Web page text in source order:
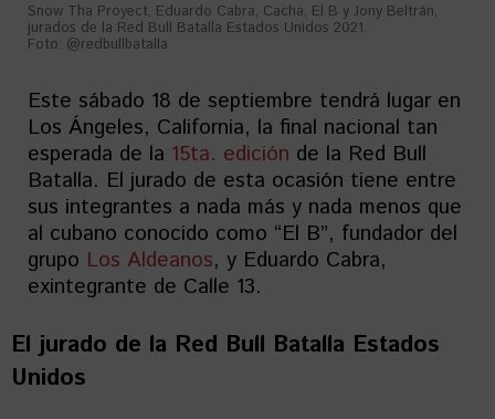
Snow Tha Proyect, Eduardo Cabra, Cacha, El B y Jony Beltrán,
jurados de la Red Bull Batalla Estados Unidos 2021.
Foto: @redbullbatalla
Este sábado 18 de septiembre tendrá lugar en
Los Ángeles, California, la final nacional tan
esperada de la 15ta. edición de la Red Bull
Batalla. El jurado de esta ocasión tiene entre
sus integrantes a nada más y nada menos que
al cubano conocido como “El B”, fundador del
grupo Los Aldeanos, y Eduardo Cabra,
exintegrante de Calle 13.
El jurado de la Red Bull Batalla Estados
Unidos